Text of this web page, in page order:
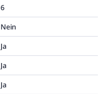
6
Nein
Ja
Ja
Ja